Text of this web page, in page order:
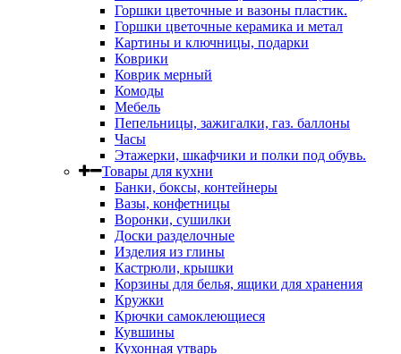
Горшки цветочные и вазоны пластик.
Горшки цветочные керамика и метал
Картины и ключницы, подарки
Коврики
Коврик мерный
Комоды
Мебель
Пепельницы, зажигалки, газ. баллоны
Часы
Этажерки, шкафчики и полки под обувь.
Товары для кухни
Банки, боксы, контейнеры
Вазы, конфетницы
Воронки, сушилки
Доски разделочные
Изделия из глины
Кастрюли, крышки
Корзины для белья, ящики для хранения
Кружки
Крючки самоклеющиеся
Кувшины
Кухонная утварь